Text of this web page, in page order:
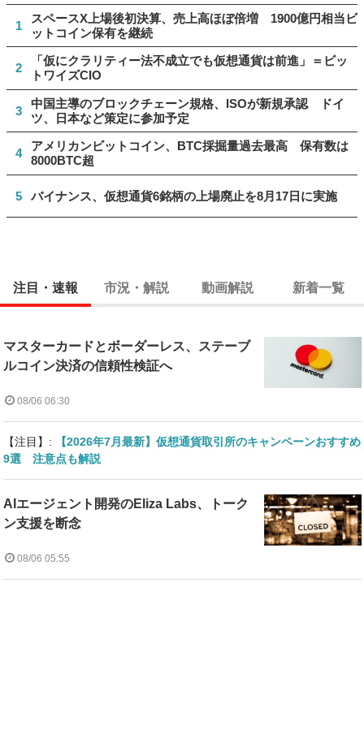
1
スペースX上場後初決算、売上高ほぼ倍増 1900億円相当ビ
ットコイン保有を継続
2
「仮にクラリティー法不成立でも仮想通貨は前進」＝ビッ
トワイズCIO
3
中国主導のブロックチェーン規格、ISOが新規承認 ドイ
ツ、日本など策定に参加予定
4
アメリカンビットコイン、BTC採掘量過去最高 保有数は
8000BTC超
5 バイナンス、仮想通貨6銘柄の上場廃止を8月17日に実施
注目・速報 市況・解説 動画解説 新着一覧
マスターカードとボーダーレス、ステーブ
ルコイン決済の信頼性検証へ
08/06 06:30
【注目】:
【2026年7月最新】仮想通貨取引所のキャンペーンおすすめ
9選 注意点も解説
AIエージェント開発のEliza Labs、トーク
ン支援を断念
08/06 05:55